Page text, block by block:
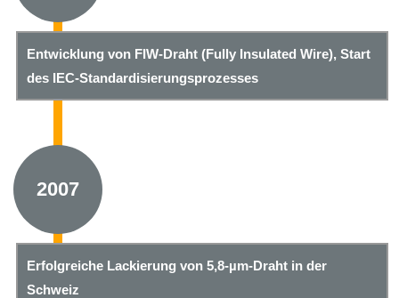
Entwicklung von FIW-Draht (Fully Insulated Wire), Start
des IEC-Standardisierungsprozesses
2007
Erfolgreiche Lackierung von 5,8-µm-Draht in der
Schweiz